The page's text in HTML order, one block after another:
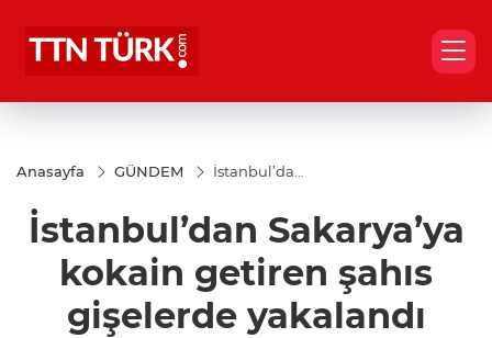
Anasayfa GÜNDEM
İstanbul’dan
getiren
şahıs
gişelerde
yakalandı
İstanbul’dan Sakarya’ya
kokain getiren şahıs
gişelerde yakalandı